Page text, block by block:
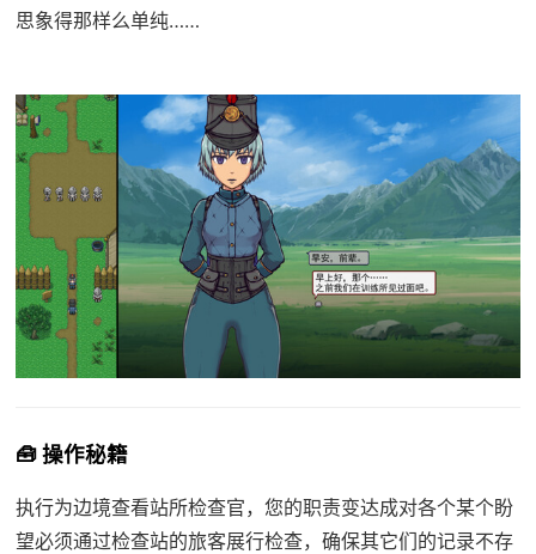
思象得那样么单纯……
🧰 操作秘籍
执行为边境查看站所检查官，您的职责变达成对各个某个盼
望必须通过检查站的旅客展行检查，确保其它们的记录不存